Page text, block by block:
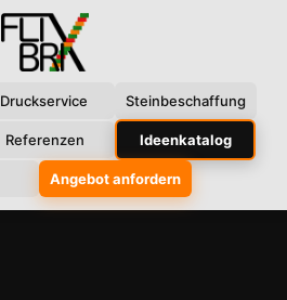
Druckservice Steinbeschaffung
Referenzen Ideenkatalog
Angebot anfordern